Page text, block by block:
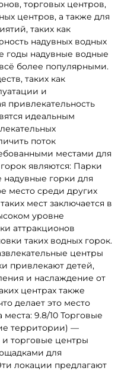
торговых центров,
центров, а также для
таких как
надувных водных
годы надувные водные
более популярными.
таких как
и
привлекательность
идеальным
поток
местами для
являются: Парки
надувные горки для
место среди других
мест заключается в
уровне
аттракционов
таких водных горок.
центры
привлекают детей,
и наслаждение от
центрах также
делает это место
9.8/10 Торговые
территории) —
торговые центры
для
локации предлагают